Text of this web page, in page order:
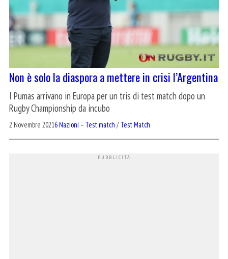
Non è solo la diaspora a mettere in crisi l’Argentina
I Pumas arrivano in Europa per un tris di test match dopo un
Rugby Championship da incubo
2 Novembre 20216 Nazioni – Test match /Test Match